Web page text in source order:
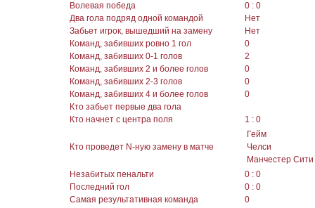
Волевая победа
0 : 0
Два гола подряд одной командой
Нет
Забьет игрок, вышедший на замену
Нет
Команд, забивших ровно 1 гол
0
Команд, забивших 0-1 голов
2
Команд, забивших 2 и более голов
0
Команд, забивших 2-3 голов
0
Команд, забивших 4 и более голов
0
Кто забьет первые два гола
Кто начнет с центра поля
1 : 0
Кто проведет N-ную замену в матче
Гейм
Челси
Манчестер Сити
Незабитых пенальти
0 : 0
Последний гол
0 : 0
Самая результативная команда
0